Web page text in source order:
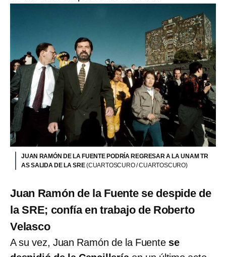
JUAN RAMÓN DE LA FUENTE PODRÍA REGRESAR A LA UNAM TR
AS SALIDA DE LA SRE(CUARTOSCURO / CUARTOSCURO)
Juan Ramón de la Fuente se despide de
la SRE; confía en trabajo de Roberto
Velasco
A su vez, Juan Ramón de la Fuente se